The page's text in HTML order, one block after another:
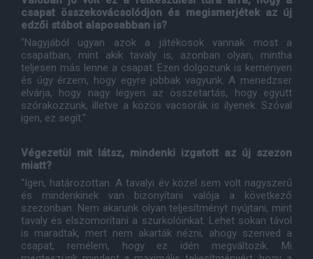
csapat összekovácsolódjon és megismerjétek az új
edzői stábot alaposabban is?
"Nagyjából ugyan azok a játékosok vannak most a
csapatban, mint akik tavaly is, azonban olyan, mintha
teljesen más lenne a csapat. Ezen dolgozunk is keményen
és úgy érzem, hogy egyre jobbak vagyunk. A menedzser
elvárja, hogy nagy legyen az összetartás, hogy együtt
szórakozzunk, illetve a közös vacsorák is ilyenek. Szóval
igen, ez segít."
Végezetül mit látsz, mindenki izgatott az új szezon
miatt?
"Igen, határozottan. A tavalyi év közel sem volt nagyszerű
és mindenkinek van bizonyítani valója a következő
szezonban. Nem akarunk olyan teljesítményt nyújtani, mint
tavaly és elszomorítani a szurkolóinkat. Lehet sokan távol
is maradtak, mert nem akarták nézni, ahogy szenved a
csapat, remélem, hogy ez idén megváltozik. Mi